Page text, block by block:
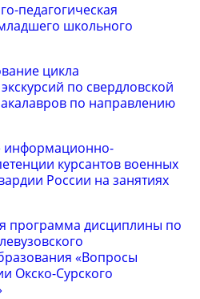
педагогическая
школьного
цикла
по свердловской
по направлению
информационно-
курсантов военных
России на занятиях
программа дисциплины по
«Вопросы
Окско-Сурского